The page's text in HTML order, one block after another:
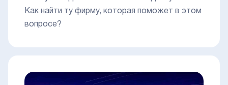
Как найти ту фирму, которая поможет в этом
вопросе?